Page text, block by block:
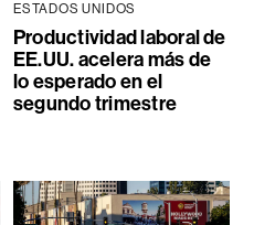
ESTADOS UNIDOS
Productividad laboral de
EE.UU. acelera más de
lo esperado en el
segundo trimestre